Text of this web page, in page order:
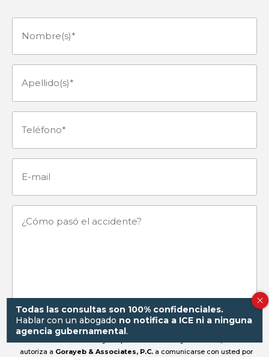
Nombre(s)
Apellido(s)
Teléfono (Obligatorio)
¿Cómo
accidente?
autoriza a Gorayeb & Associates, P.C. a comunicarse con usted por
Todas las consultas son 100% confidenciales.
Hablar con un abogado no notifica a ICE ni a ninguna
agencia gubernamental.